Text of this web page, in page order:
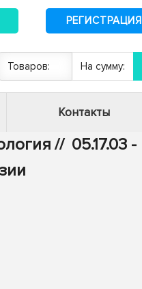
РЕГИСТРАЦИЯ
Товаров: На сумму:
Контакты
// 05.17.03 -